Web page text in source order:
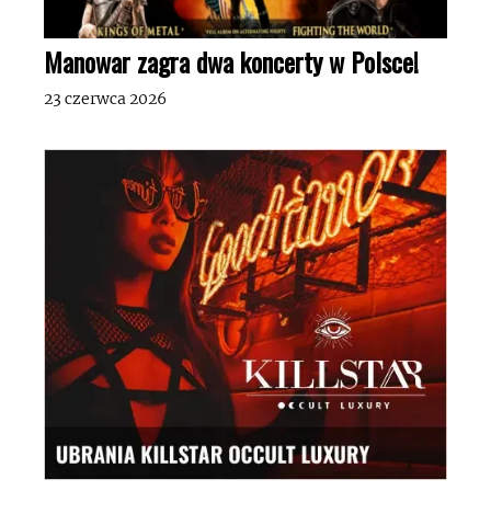
Manowar zagra dwa koncerty w Polsce!
23 czerwca 2026